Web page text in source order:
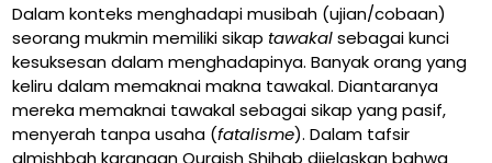
Dalam konteks menghadapi musibah (ujian/cobaan)
seorang mukmin memiliki sikap tawakalsebagai kunci
kesuksesan dalam menghadapinya. Banyak orang yang
keliru dalam memaknai makna tawakal. Diantaranya
mereka memaknai tawakal sebagai sikap yang pasif,
menyerah tanpa usaha (fatalisme). Dalam tafsir
almishbah karangan Quraish Shihab dijelaskan bahwa